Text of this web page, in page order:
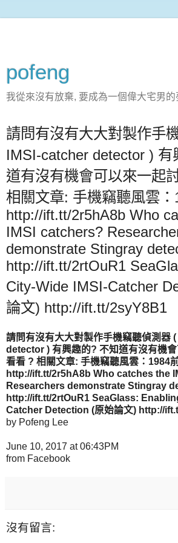
pofeng
我從來沒有放棄, 要成為一個偉大宅男的
請問有沒有大大對製作手
IMSI-catcher detector ) 有
道有沒有機會可以來一起
相關文章: 手機竊聽風雲：
http://ift.tt/2r5hA8b Who
IMSI catchers?
demonstrate Stingray
http://ift.tt/2rtOuR1
City-Wide IMSI-Catcher
論文) http://ift.tt/2syY8B1
請問有沒有大大對製作手機竊聽偵測器
detector ) 有興趣的? 不知道有沒有機
看看 ? 相關文章: 手機竊聽風雲：1984
http://ift.tt/2r5hA8b Who catches the
Researchers demonstrate Stingray
http://ift.tt/2rtOuR1 SeaGlass:
Catcher Detection (原始論文) http://
by Pofeng Lee
June 10, 2017 at 06:43PM
from Facebook
沒有留言: